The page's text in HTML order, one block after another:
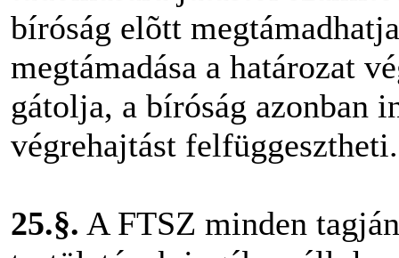
bíróság elõtt
megtámadása a határozat
gátolja, a bíróság azonban
végrehajtást felfüggesztheti.
25.§. A FTSZ minden